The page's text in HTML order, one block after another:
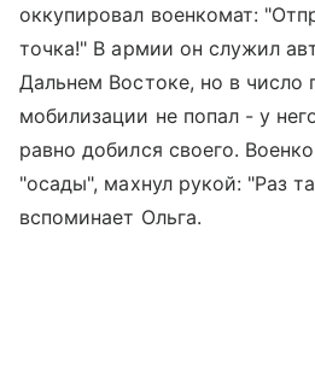
оккупировал военкомат:
точка!" В армии он служил
Дальнем Востоке, но в число
мобилизации не попал - у
равно добился своего.
"осады", махнул рукой: "Раз
вспоминает Ольга.